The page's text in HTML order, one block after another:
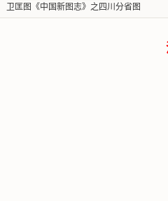
卫匡图《中国新图志》之四川分省图